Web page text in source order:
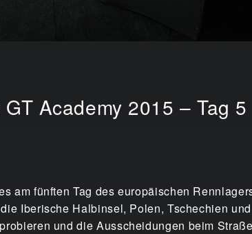
Academy 2015 – Tag 5
am fünften Tag des europäischen
Iberische Halbinsel, Polen, Tschechien
und die Ausscheidungen beim